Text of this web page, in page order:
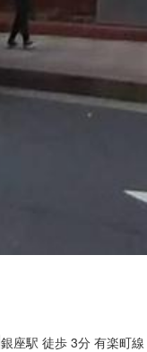
銀座駅 徒歩 3分 有楽町